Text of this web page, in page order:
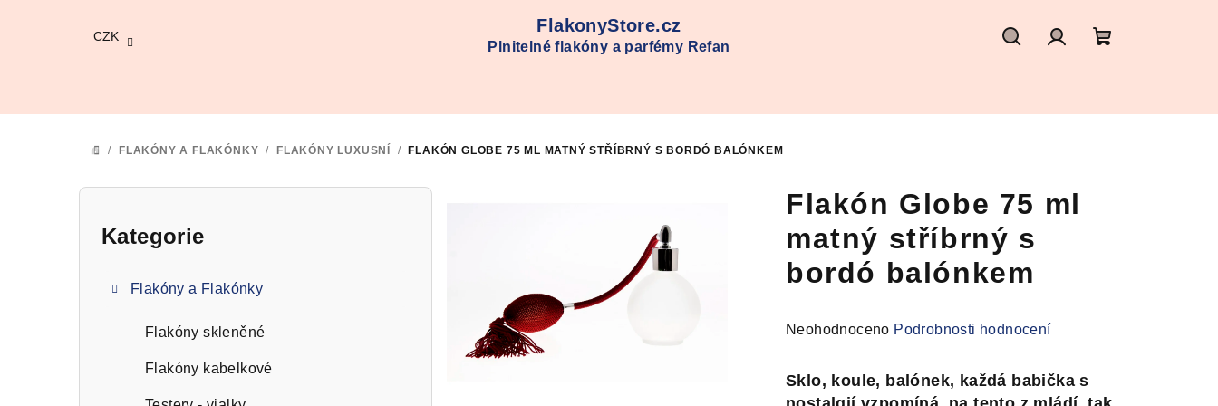
CZK
FlakonyStore.cz
Plnitelné flakóny a parfémy Refan
košík
DOMŮ
/ FLAKÓNY A FLAKÓNKY / FLAKÓNY LUXUSNÍ / FLAKÓN GLOBE 75 ML MATNÝ STŘÍBRNÝ S BORDÓ BALÓNKEM
Přeskočit
Kategorie
Flakóny a Flakónky
Flakóny skleněné
Flakóny kabelkové
Flakón Globe 75 ml
matný stříbrný s
bordó balónkem
Průměrné
produktu
Neohodnoceno Podrobnosti hodnocení
Sklo, koule, balónek, každá babička s